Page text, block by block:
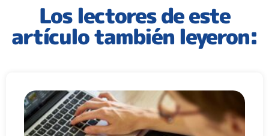
Los lectores de este
artículo también leyeron: